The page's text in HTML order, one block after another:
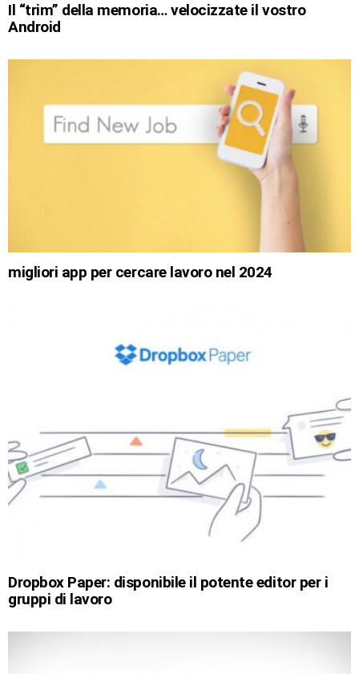
Il “trim” della memoria… velocizzate il vostro
Android
migliori app per cercare lavoro nel 2024
Dropbox Paper: disponibile il potente editor per i
gruppi di lavoro